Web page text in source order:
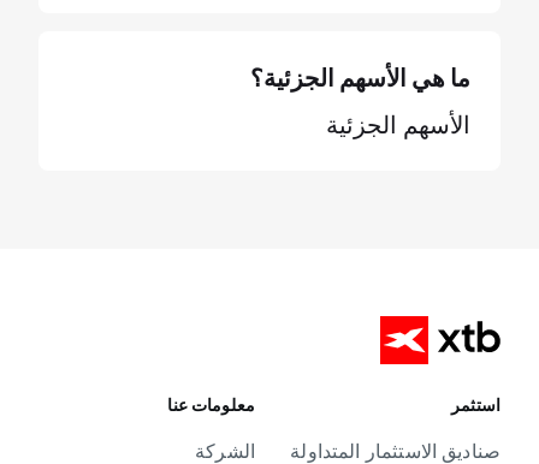
ما هي الأسهم الجزئية؟
الأسهم الجزئية
استثمر
صناديق الاستثمار المتداولة
معلومات عنا
الشركة